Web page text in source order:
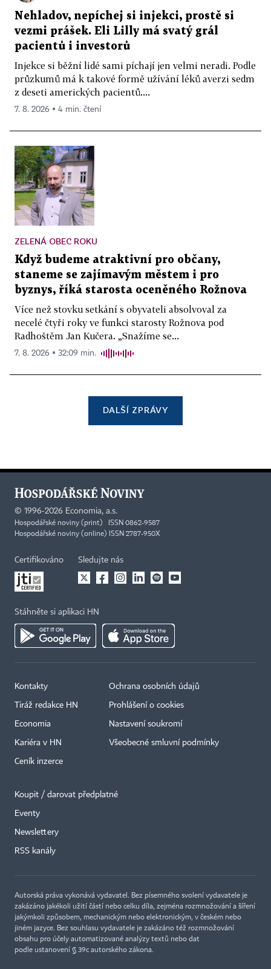
Nehladov, nepíchej si injekci, prostě si
vezmi prášek. Eli Lilly má svatý grál
pacientů i investorů
Injekce si běžní lidé sami píchají jen velmi neradi. Podle
průzkumů má k takové formě užívání léků averzi sedm
z deseti amerických pacientů....
7. 8. 2026 ▪ 4 min. čtení
ZELENÁ OBEC ROKU
Když budeme atraktivní pro občany,
staneme se zajímavým městem i pro
byznys, říká starosta oceněného Rožnova
Více než stovku setkání s obyvateli absolvoval za
necelé čtyři roky ve funkci starosty Rožnova pod
Radhoštěm Jan Kučera. „Snažíme se...
7. 8. 2026 ▪ 32:09 min.
DALŠÍ ZPRÁVY
© 1996-2026 Economia, a.s.
Hospodářské noviny (print) ISSN 0862-9587
Hospodářské noviny (online) ISSN 2787-950X
Certifikováno Sledujte nás
Stáhněte si aplikaci HN
Kontakty
Tiráž redakce HN
Economia
Kariéra v HN
Ceník inzerce
Ochrana osobních údajů
Prohlášení o cookies
Nastavení soukromí
Všeobecné smluvní podmínky
Koupit / darovat předplatné
Eventy
Newslettery
RSS kanály
Autorská práva vykonává vydavatel. Bez písemného svolení vydavatele je
zakázáno jakékoli užití částí nebo celku díla, zejména rozmnožování a šíření
jakýmkoli způsobem, mechanickým nebo elektronickým, v českém nebo
jiném jazyce. Bez souhlasu vydavatele je zakázáno též rozmnožování
obsahu pro účely automatizované analýzy textů nebo dat
podle ustanovení § 39c autorského zákona.